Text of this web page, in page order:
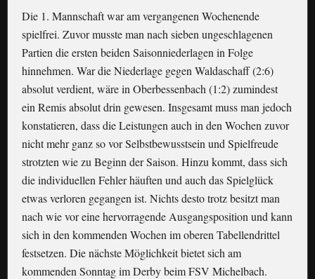
Die 1. Mannschaft war am vergangenen Wochenende
spielfrei. Zuvor musste man nach sieben ungeschlagenen
Partien die ersten beiden Saisonniederlagen in Folge
hinnehmen. War die Niederlage gegen Waldaschaff (2:6)
absolut verdient, wäre in Oberbessenbach (1:2) zumindest
ein Remis absolut drin gewesen. Insgesamt muss man jedoch
konstatieren, dass die Leistungen auch in den Wochen zuvor
nicht mehr ganz so vor Selbstbewusstsein und Spielfreude
strotzten wie zu Beginn der Saison. Hinzu kommt, dass sich
die individuellen Fehler häuften und auch das Spielglück
etwas verloren gegangen ist. Nichts desto trotz besitzt man
nach wie vor eine hervorragende Ausgangsposition und kann
sich in den kommenden Wochen im oberen Tabellendrittel
festsetzen. Die nächste Möglichkeit bietet sich am
kommenden Sonntag im Derby beim FSV Michelbach.